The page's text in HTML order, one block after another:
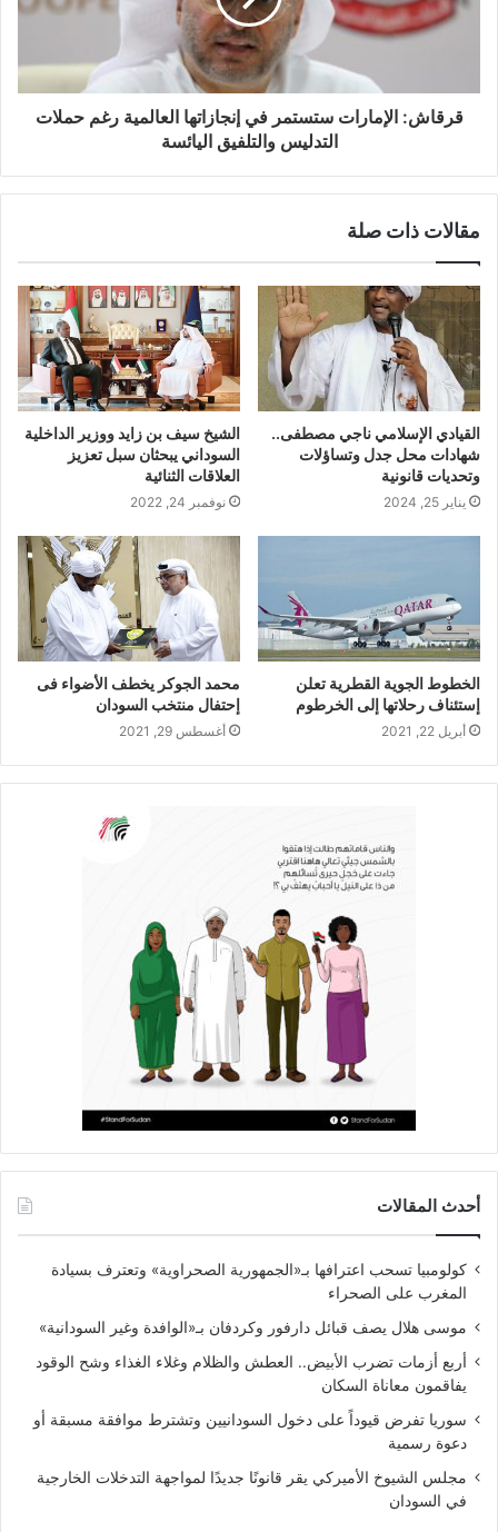
قرقاش: الإمارات ستستمر في إنجازاتها العالمية رغم حملات
التدليس والتلفيق اليائسة
مقالات ذات صلة
القيادي الإسلامي ناجي مصطفى..
شهادات محل جدل وتساؤلات
وتحديات قانونية
يناير 25, 2024
الشيخ سيف بن زايد ووزير الداخلية
السوداني يبحثان سبل تعزيز
العلاقات الثنائية
نوفمبر 24, 2022
الخطوط الجوية القطرية تعلن
إستئناف رحلاتها إلى الخرطوم
أبريل 22, 2021
محمد الجوكر يخطف الأضواء فى
إحتفال منتخب السودان
أغسطس 29, 2021
أحدث المقالات
كولومبيا تسحب اعترافها بـ«الجمهورية الصحراوية» وتعترف بسيادة
المغرب على الصحراء
موسى هلال يصف قبائل دارفور وكردفان بـ«الوافدة وغير السودانية»
أربع أزمات تضرب الأبيض.. العطش والظلام وغلاء الغذاء وشح الوقود
يفاقمون معاناة السكان
سوريا تفرض قيوداً على دخول السودانيين وتشترط موافقة مسبقة أو
دعوة رسمية
مجلس الشيوخ الأميركي يقر قانونًا جديدًا لمواجهة التدخلات الخارجية
في السودان